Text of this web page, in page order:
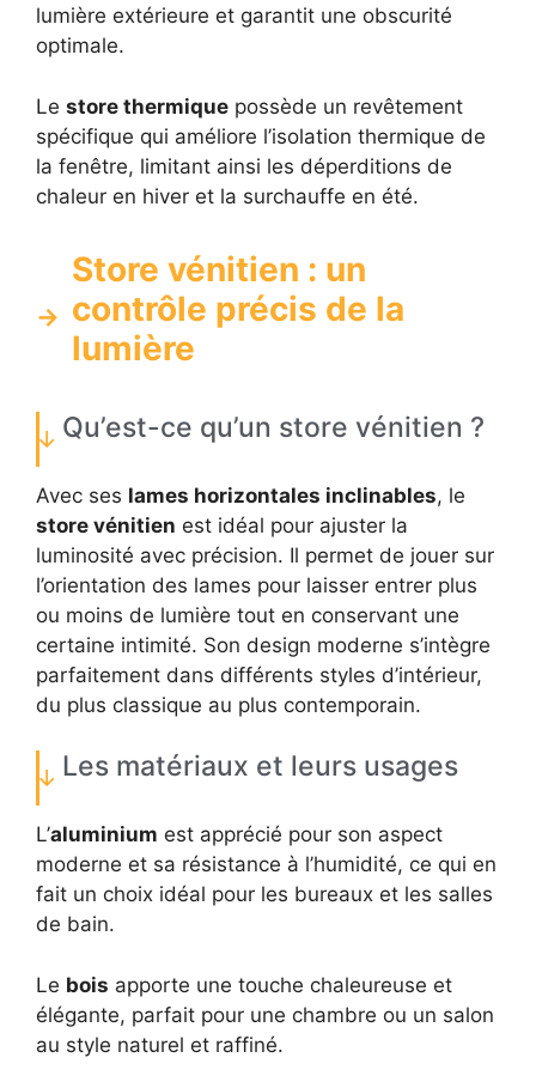
lumière extérieure et garantit une obscurité
optimale.
Le store thermique possède un revêtement
spécifique qui améliore l’isolation thermique de
la fenêtre, limitant ainsi les déperditions de
chaleur en hiver et la surchauffe en été.
Store vénitien : un
contrôle précis de la
lumière
Qu’est-ce qu’un store vénitien ?
Avec ses lames horizontales inclinables, le
store vénitien est idéal pour ajuster la
luminosité avec précision. Il permet de jouer sur
l’orientation des lames pour laisser entrer plus
ou moins de lumière tout en conservant une
certaine intimité. Son design moderne s’intègre
parfaitement dans différents styles d’intérieur,
du plus classique au plus contemporain.
Les matériaux et leurs usages
L’aluminium est apprécié pour son aspect
moderne et sa résistance à l’humidité, ce qui en
fait un choix idéal pour les bureaux et les salles
de bain.
Le bois apporte une touche chaleureuse et
élégante, parfait pour une chambre ou un salon
au style naturel et raffiné.